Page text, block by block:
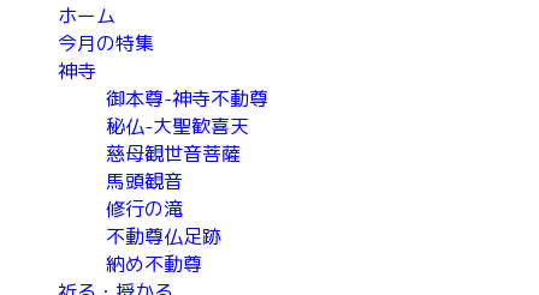
ホーム
今月の特集
神寺
御本尊-神寺不動尊
秘仏-大聖歓喜天
慈母観世音菩薩
馬頭観音
修行の滝
不動尊仏足跡
納め不動尊